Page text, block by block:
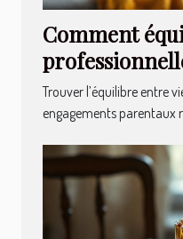
Comment
parentaux ?
Trouver l’équilibre entre
engagements parentaux